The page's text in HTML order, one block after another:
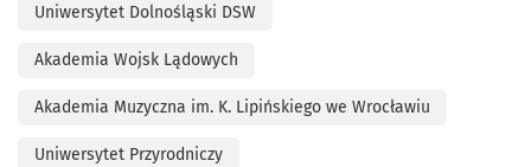
Uniwersytet Dolnośląski DSW
Akademia Wojsk Lądowych
Akademia Muzyczna im. K. Lipińskiego we Wrocławiu
Uniwersytet Przyrodniczy